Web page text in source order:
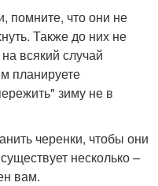
помните, что они не
Также до них не
всякий случай
планируете
зиму не в
черенки, чтобы они
несколько –
вам.